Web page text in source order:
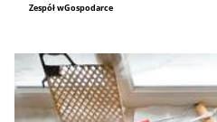
Zespół wGospodarce